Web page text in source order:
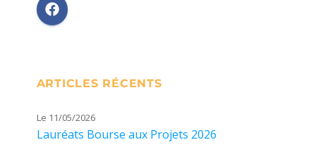
ARTICLES RÉCENTS
Le 11/05/2026
Lauréats Bourse aux Projets 2026